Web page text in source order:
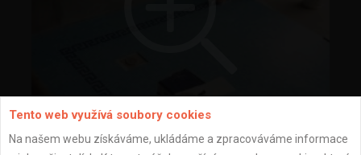
Tento web využívá soubory cookies
Na našem webu získáváme, ukládáme a zpracováváme informace